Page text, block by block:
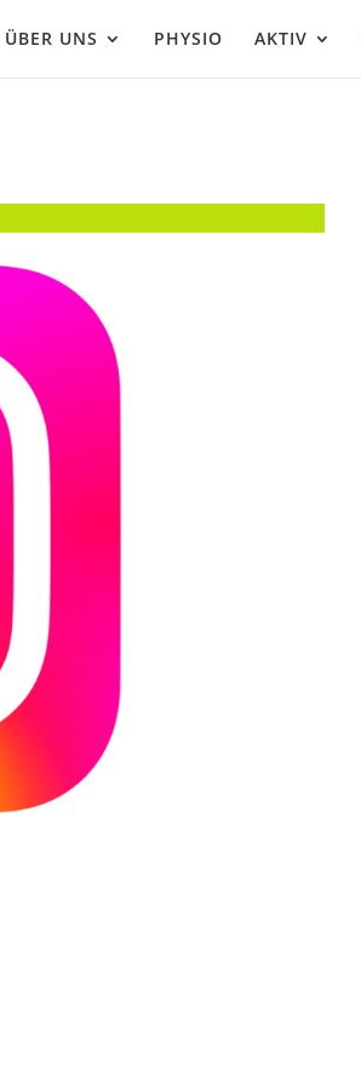
ÜBER UNS PHYSIO AKTIV